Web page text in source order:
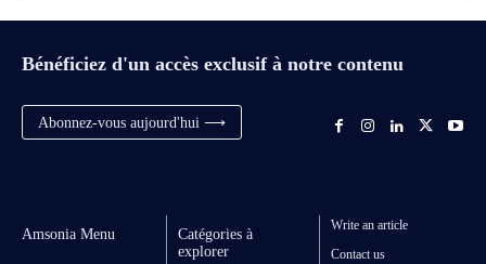
Bénéficiez d'un accès exclusif à notre contenu
Abonnez-vous aujourd'hui ⟶
Amsonia Menu
Catégories à
explorer
Write an article
Contact us